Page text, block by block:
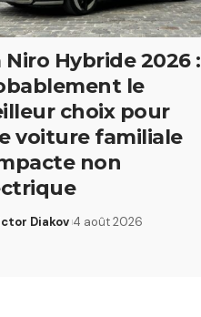
Niro Hybride 2026 :
le
choix pour
voiture familiale
non
Diakov 4 août 2026